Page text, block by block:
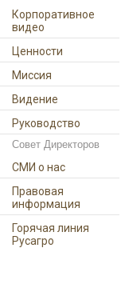
Корпоративное
видео
Ценности
Миссия
Видение
Руководство
Совет Директоров
СМИ о нас
Правовая
информация
Горячая линия
Русагро